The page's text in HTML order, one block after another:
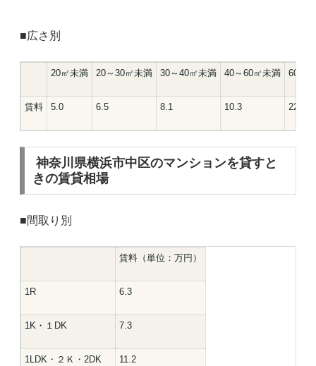
■広さ別
20㎡未満 20～30㎡未満 30～40㎡未満 40～60㎡未満 60㎡
賃料 5.0 6.5 8.1 10.3 22.8
神奈川県横浜市中区のマンションを貸すと
きの賃貸相場
■間取り別
賃料（単位：万円）
1R 6.3
1K・１DK 7.3
1LDK・２Ｋ・2DK 11.2